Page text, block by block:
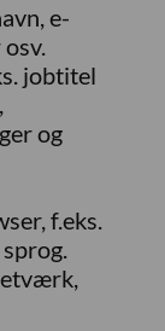
e-
jobtitel
og
f.eks.